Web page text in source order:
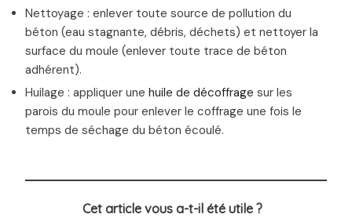
Nettoyage : enlever toute source de pollution du
béton (eau stagnante, débris, déchets) et nettoyer la
surface du moule (enlever toute trace de béton
adhérent).
Huilage : appliquer une huile de décoffrage sur les
parois du moule pour enlever le coffrage une fois le
temps de séchage du béton écoulé.
Cet article vous a-t-il été utile ?